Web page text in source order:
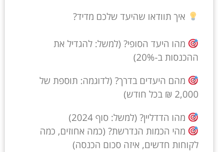
איך תוודאו שהיעד שלכם מדיד?
מהו היעד הסופי? (למשל: להגדיל את
ההכנסות ב-20%)
מהם היעדים בדרך? (לדוגמה: תוספת של
2,000 ₪ בכל חודש)
מהו הדדליין? (למשל: סוף 2024)
מהי הכמות הנדרשת? (כמה אחוזים, כמה
לקוחות חדשים, איזה סכום הכנסה)